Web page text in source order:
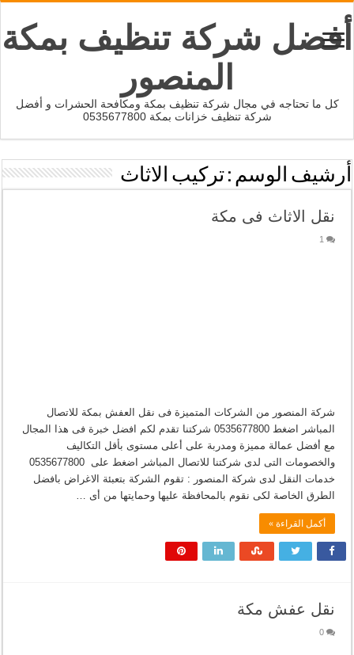
أفضل شركة تنظيف بمكة
المنصور
كل ما تحتاجه في مجال شركة تنظيف بمكة ومكافحة الحشرات و أفضل
شركة تنظيف خزانات بمكة 0535677800
أرشيف الوسم :تركيب الاثاث
نقل الاثاث فى مكة
1
شركة المنصور من الشركات المتميزة فى نقل العفش بمكة للاتصال
المباشر اضغط 0535677800 شركتنا تقدم لكم افضل خبرة فى هذا المجال
مع أفضل عمالة مميزة ومدربة على أعلى مستوى بأقل التكاليف
والخصومات التى لدى شركتنا للاتصال المباشر اضغط على 0535677800
خدمات النقل لدى شركة المنصور : تقوم الشركة بتعبئة الاغراض بافضل
الطرق الخاصة لكى نقوم بالمحافظة عليها وحمايتها من أى …
أكمل القراءة »
نقل عفش مكة
0